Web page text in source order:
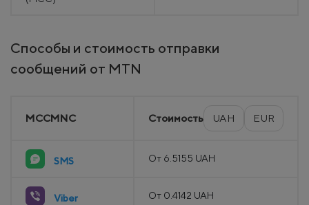
Способы и стоимость отправки
сообщений от MTN
MCCMNC Стоимость UAH EUR
SMS От 6.5155 UAH
Viber От 0.4142 UAH